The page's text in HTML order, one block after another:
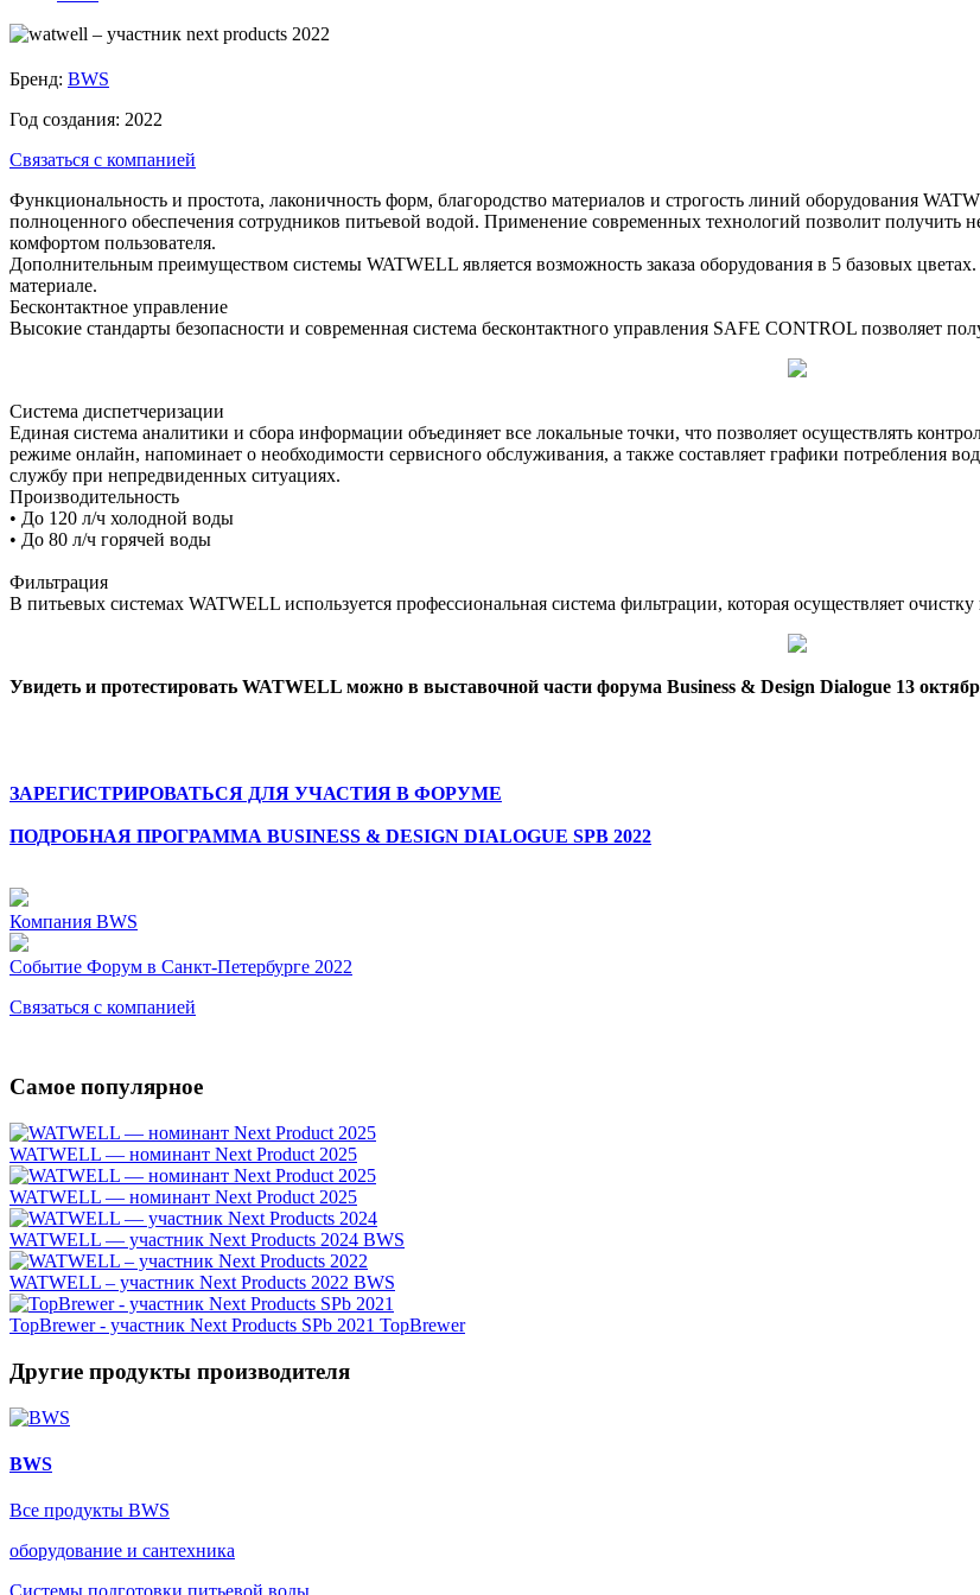
Бренд: BWS
Год создания: 2022
Связаться с компанией
Функциональность и простота, лаконичность форм, благородство материалов и строгость линий оборудования
полноценного обеспечения сотрудников питьевой водой. Применение современных технологий позволит получить
комфортом пользователя.
Дополнительным преимуществом системы WATWELL является возможность заказа оборудования в 5 базовых
материале.
Бесконтактное управление
Высокие стандарты безопасности и современная система бесконтактного управления SAFE CONTROL позволяет
Система диспетчеризации
Единая система аналитики и сбора информации объединяет все локальные точки, что позволяет осуществлять
режиме онлайн, напоминает о необходимости сервисного обслуживания, а также составляет графики потребления
службу при непредвиденных ситуациях.
Производительность
• До 120 л/ч холодной воды
• До 80 л/ч горячей воды
Фильтрация
В питьевых системах WATWELL используется профессиональная система фильтрации, которая осуществляет
Увидеть и протестировать WATWELL можно в выставочной части форума Business & Design Dialogue 13
ЗАРЕГИСТРИРОВАТЬСЯ ДЛЯ УЧАСТИЯ В ФОРУМЕ
ПОДРОБНАЯ ПРОГРАММА BUSINESS & DESIGN DIALOGUE SPB 2022
Компания BWS
Событие Форум в Санкт-Петербурге 2022
Связаться с компанией
Самое популярное
WATWELL — номинант Next Product 2025
WATWELL — номинант Next Product 2025
WATWELL — участник Next Products 2024 BWS
WATWELL – участник Next Products 2022 BWS
TopBrewer - участник Next Products SPb 2021 TopBrewer
Другие продукты производителя
BWS
Все продукты BWS
оборудование и сантехника